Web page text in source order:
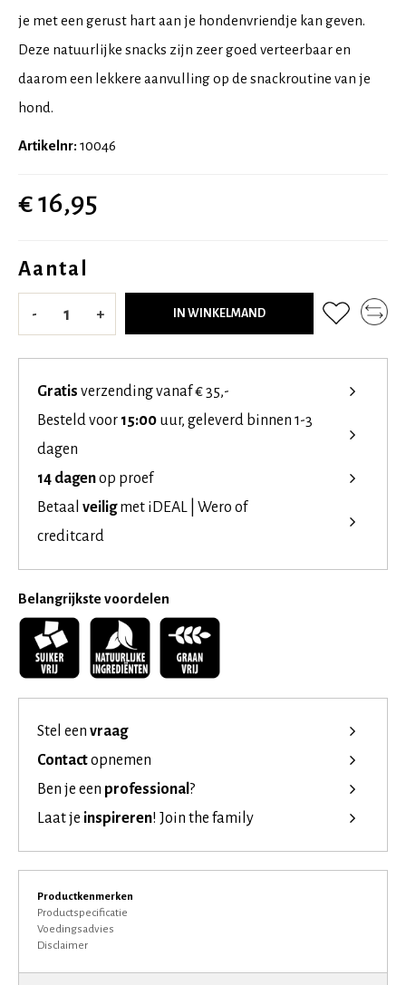
je met een gerust hart aan je hondenvriendje kan geven.
Deze natuurlijke snacks zijn zeer goed verteerbaar en
daarom een lekkere aanvulling op de snackroutine van je
hond.
Artikelnr: 10046
€ 16,95
Aantal
- + IN WINKELMAND
Gratis verzending vanaf € 35,-
Besteld voor 15:00 uur, geleverd binnen 1-3
dagen
14 dagenop proef
Betaal veiligmet iDEAL | Wero of
creditcard
Belangrijkste voordelen
Stel een vraag
Contactopnemen
Ben je een professional ?
Laat je inspireren! Join the family
Productkenmerken
Productspecificatie
Voedingsadvies
Disclaimer